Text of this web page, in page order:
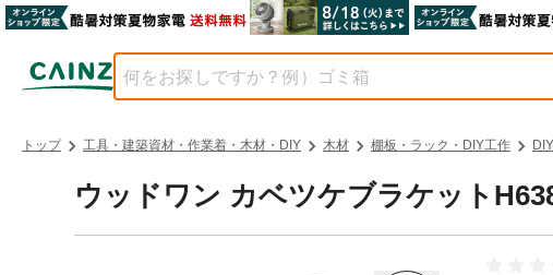
トップ 工具・建築資材・作業着・木材・DIY 木材 棚板・ラック・DIY工作
ウッドワン カベツケブラケット